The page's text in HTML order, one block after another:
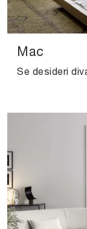
Mac